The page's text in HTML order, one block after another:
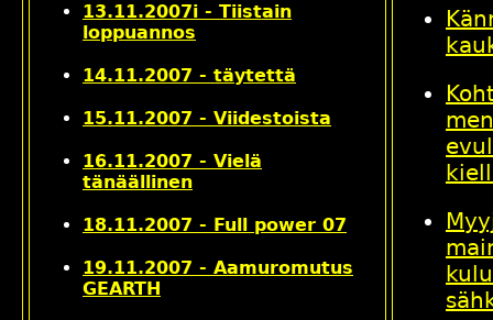
13.11.2007i - Tiistain
loppuannos
14.11.2007 - täytettä
15.11.2007 - Viidestoista
16.11.2007 - Vielä
tänäällinen
18.11.2007 - Full power 07
19.11.2007 - Aamuromutus
GEARTH